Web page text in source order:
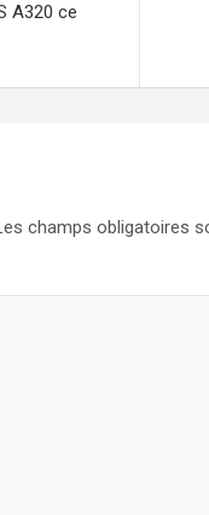
A320 ce
champs obligatoires